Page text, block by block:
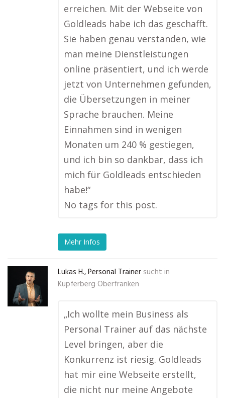
erreichen. Mit der Webseite von
Goldleads habe ich das geschafft.
Sie haben genau verstanden, wie
man meine Dienstleistungen
online präsentiert, und ich werde
jetzt von Unternehmen gefunden,
die Übersetzungen in meiner
Sprache brauchen. Meine
Einnahmen sind in wenigen
Monaten um 240 % gestiegen,
und ich bin so dankbar, dass ich
mich für Goldleads entschieden
habe!“
No tags for this post.
Mehr Infos
Lukas H., Personal Trainer sucht in
Kupferberg Oberfranken
„Ich wollte mein Business als
Personal Trainer auf das nächste
Level bringen, aber die
Konkurrenz ist riesig. Goldleads
hat mir eine Webseite erstellt,
die nicht nur meine Angebote